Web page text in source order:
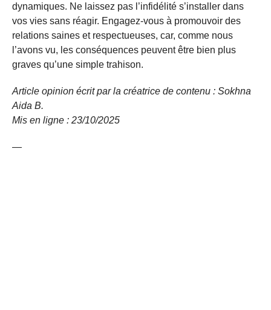
dynamiques. Ne laissez pas l’infidélité s’installer dans
vos vies sans réagir. Engagez-vous à promouvoir des
relations saines et respectueuses, car, comme nous
l’avons vu, les conséquences peuvent être bien plus
graves qu’une simple trahison.
Article opinion écrit par la créatrice de contenu : Sokhna
Aida B.
Mis en ligne : 23/10/2025
—